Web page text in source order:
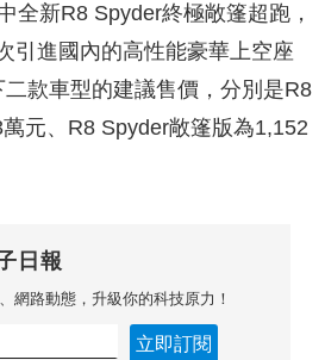
全新R8 Spyder終極敞篷超跑，
引進國內的高性能豪華上空座
款車型的建議售價，分別是R8
元、R8 Spyder敞篷版為1,152
日報
網路動態，升級你的科技原力！
立即訂閱